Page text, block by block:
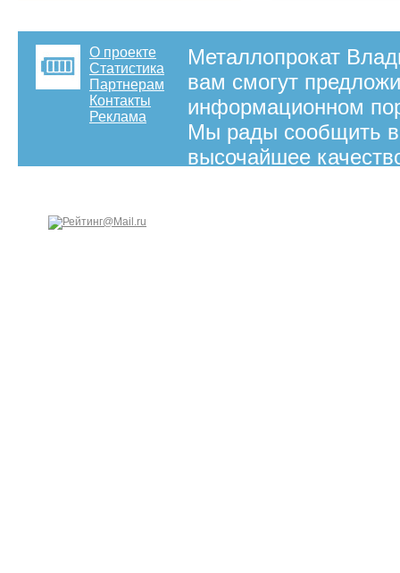
О проекте
Статистика
Партнерам
Контакты
Реклама
Металлопрокат
вам смогут
информационном
Мы рады сообщить
высочайшее